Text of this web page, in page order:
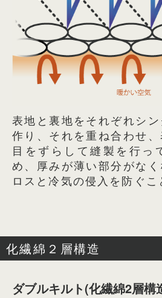
表地と裏地をそれぞれシ
作り、それを重ね合わせ
目をずらして縫製を行っ
め、厚みが薄い部分がな
ロスと冷気の侵入を防ぐこ
化繊綿２層構造
ダブルキルト(化繊綿2層構